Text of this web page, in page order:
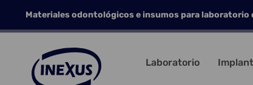
Materiales odontológicos e insumos para laboratorio
Laboratorio